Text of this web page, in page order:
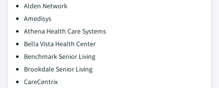
Alden Network
Amedisys
Athena Health Care Systems
Bella Vista Health Center
Benchmark Senior Living
Brookdale Senior Living
CareCentrix